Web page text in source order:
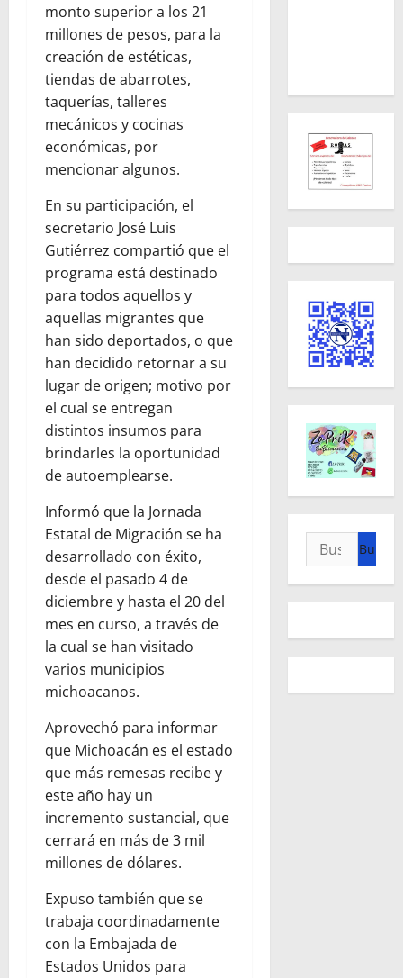
monto superior a los 21
millones de pesos, para la
creación de estéticas,
tiendas de abarrotes,
taquerías, talleres
mecánicos y cocinas
económicas, por
mencionar algunos.
En su participación, el
secretario José Luis
Gutiérrez compartió que el
programa está destinado
para todos aquellos y
aquellas migrantes que
han sido deportados, o que
han decidido retornar a su
lugar de origen; motivo por
el cual se entregan
distintos insumos para
brindarles la oportunidad
de autoemplearse.
Informó que la Jornada
Estatal de Migración se ha
desarrollado con éxito,
desde el pasado 4 de
diciembre y hasta el 20 del
mes en curso, a través de
la cual se han visitado
varios municipios
michoacanos.
Aprovechó para informar
que Michoacán es el estado
que más remesas recibe y
este año hay un
incremento sustancial, que
cerrará en más de 3 mil
millones de dólares.
Expuso también que se
trabaja coordinadamente
con la Embajada de
Estados Unidos para
Buscar: